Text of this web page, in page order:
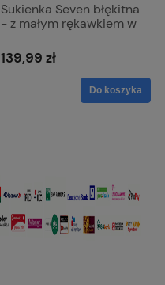
Sukienka Seven błękitna
- z małym rękawkiem w
139,99 zł
Do koszyka